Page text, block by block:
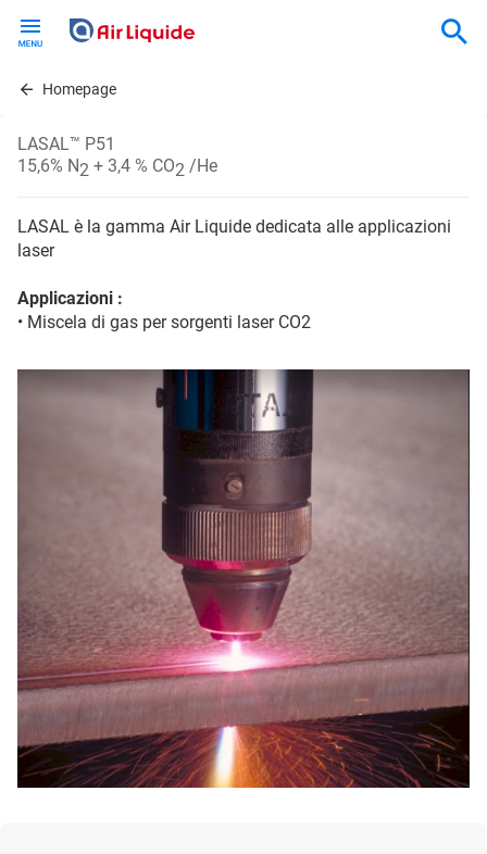
contentHomepage
LASAL™ P51
15,6% N2 + 3,4 % CO2 /He
LASAL è la gamma Air Liquide dedicata alle applicazioni
laser
Applicazioni :
• Miscela di gas per sorgenti laser CO2